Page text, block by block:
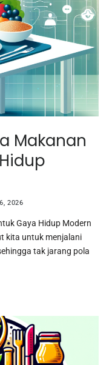
Makanan
2026
Gaya Hidup Modern
kita untuk menjalani
tak jarang pola